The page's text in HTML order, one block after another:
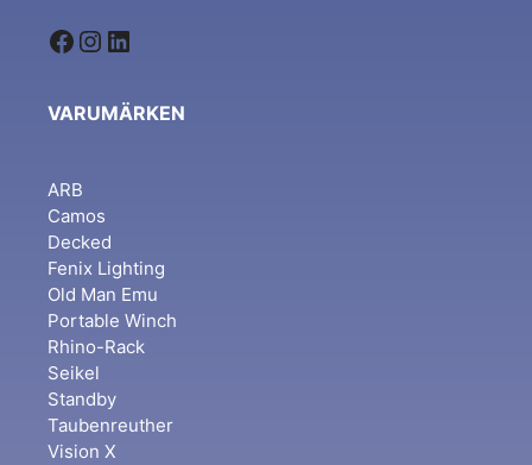
Facebook
Instagram
LinkedIn
VARUMÄRKEN
ARB
Camos
Decked
Fenix Lighting
Old Man Emu
Portable Winch
Rhino-Rack
Seikel
Standby
Taubenreuther
Vision X